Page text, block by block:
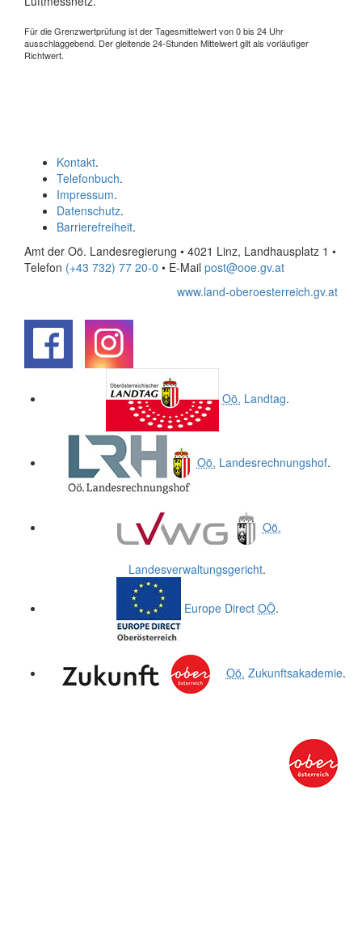
Für die Grenzwertprüfung ist der Tagesmittelwert von 0 bis 24 Uhr
ausschlaggebend. Der gleitende 24-Stunden Mittelwert gilt als vorläufiger
Richtwert.
Kontakt.
Telefonbuch.
Impressum.
Datenschutz.
Barrierefreiheit.
Amt der Oö. Landesregierung • 4021 Linz, Landhausplatz 1 •
Telefon (+43 732) 77 20-0 • E-Mail post@ooe.gv.at
www.land-oberoesterreich.gv.at
Oö. Landtag.
Oö. Landesrechnungshof.
Oö.
Landesverwaltungsgericht.
Europe Direct OÖ.
Oö. Zukunftsakademie.